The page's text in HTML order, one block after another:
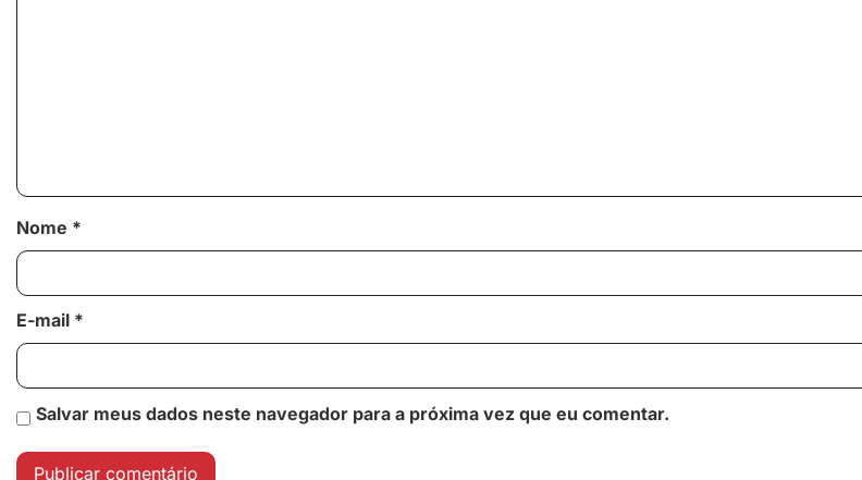
Nome *
E-mail *
Salvar meus dados neste navegador para a próxima vez que eu comentar.